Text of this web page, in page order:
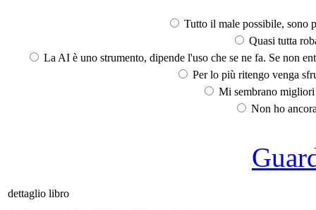
Tutto il male possibile, sono
Quasi tutta
La AI è uno strumento, dipende l'uso che se ne fa. Se non
Per lo più ritengo venga
Mi sembrano
Non ho
dettaglio libro